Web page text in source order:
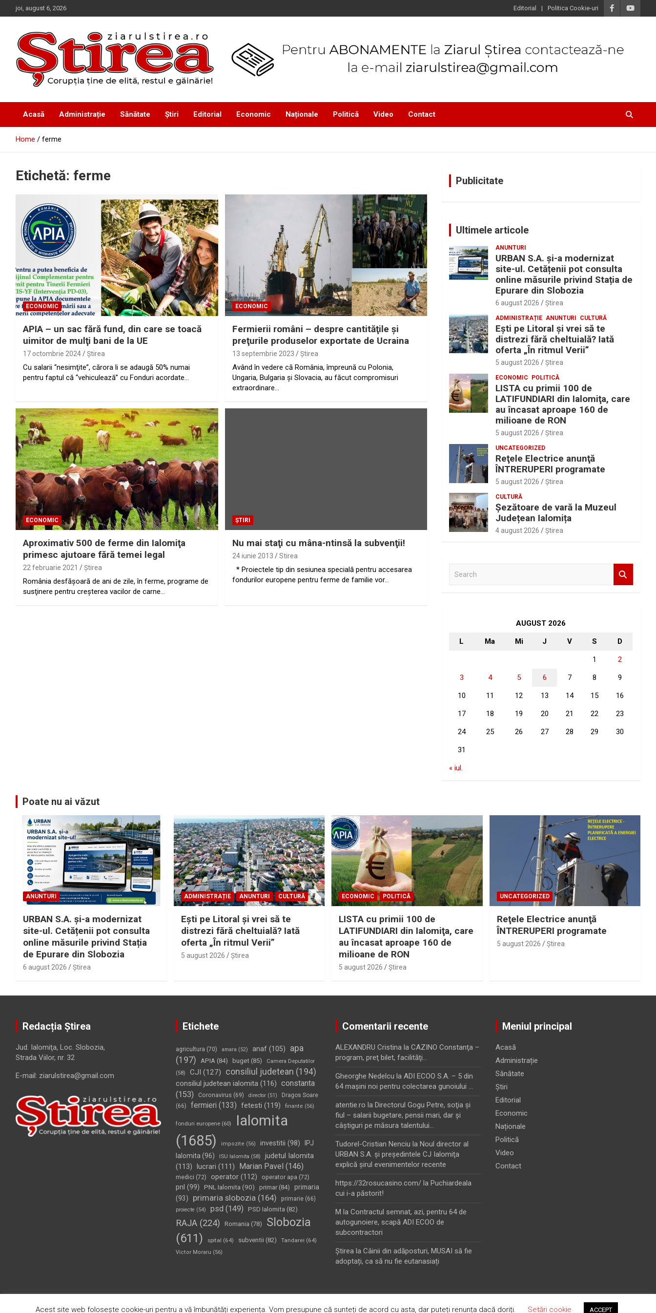
to
joi, august 6, 2026 Editorial Politica Cookie-uri
Ziarul Știrea
Acasă Administrație Sănătate Știri Editorial Economic Naționale Politică Video Contact
Home ferme
Etichetă: ferme
ECONOMIC
APIA – un sac fără fund, din care se toacă
uimitor de mulţi bani de la UE
17 octombrie 2024 Ştirea
Cu salarii “nesimţite”, cărora li se adaugă 50% numai
pentru faptul că “vehiculează” cu Fonduri acordate…
ECONOMIC
Fermierii români – despre cantităţile şi
preţurile produselor exportate de Ucraina
13 septembrie 2023 Ştirea
Având în vedere că România, împreună cu Polonia,
Ungaria, Bulgaria și Slovacia, au făcut compromisuri
extraordinare…
ECONOMIC
Aproximativ 500 de ferme din Ialomiţa
primesc ajutoare fără temei legal
22 februarie 2021 Ştirea
România desfăşoară de ani de zile, în ferme, programe de
susţinere pentru creşterea vacilor de carne…
ȘTIRI
Nu mai staţi cu mâna-ntinsă la subvenţii!
24 iunie 2013 Stirea
* Proiectele tip din sesiunea specială pentru accesarea
fondurilor europene pentru ferme de familie vor…
Publicitate
Ultimele articole
ANUNTURI
URBAN S.A. și-a modernizat
site-ul. Cetățenii pot consulta
online măsurile privind Stația de
Epurare din Slobozia
6 august 2026 Ştirea
ADMINISTRAȚIE ANUNTURI CULTURĂ
Eşti pe Litoral şi vrei să te
distrezi fără cheltuială? Iată
oferta „În ritmul Verii”
5 august 2026 Ştirea
ECONOMIC POLITICĂ
LISTA cu primii 100 de
LATIFUNDIARI din Ialomiţa, care
au încasat aproape 160 de
milioane de RON
5 august 2026 Ştirea
UNCATEGORIZED
Reţele Electrice anunţă
ÎNTRERUPERI programate
5 august 2026 Ştirea
CULTURĂ
Șezătoare de vară la Muzeul
Județean Ialomița
4 august 2026 Ştirea
AUGUST 2026
L Ma Mi J V S D
1 2
3 4 5 6 7 8 9
10 11 12 13 14 15 16
17 18 19 20 21 22 23
24 25 26 27 28 29 30
31
« iul.
Poate nu ai văzut
ANUNTURI
URBAN S.A. și-a modernizat
site-ul. Cetățenii pot consulta
online măsurile privind Stația
de Epurare din Slobozia
6 august 2026 Ştirea
ADMINISTRAȚIE ANUNTURI CULTURĂ
Eşti pe Litoral şi vrei să te
distrezi fără cheltuială? Iată
oferta „În ritmul Verii”
5 august 2026 Ştirea
ECONOMIC POLITICĂ
LISTA cu primii 100 de
LATIFUNDIARI din Ialomiţa, care
au încasat aproape 160 de
milioane de RON
5 august 2026 Ştirea
UNCATEGORIZED
Reţele Electrice anunţă
ÎNTRERUPERI programate
5 august 2026 Ştirea
Redacția Știrea
Jud. Ialomiţa, Loc. Slobozia,
Strada Viilor, nr. 32
E-mail: ziarulstirea@gmail.com
Etichete
agricultura (70) amara (52) anaf(105)
apa
(197)
APIA(84) buget(85)
Camera Deputatilor
(58)
CJI (127) consiliul judetean (194)
consiliul judetean ialomita(116) constanta
(153)
Coronavirus (69) director(51)
Dragos Soare
(66)
fermieri (133) fetesti (119) finante (56)
fonduri europene(60)
Ialomita
(1685)
impozite (56) investitii (98)
IPJ
Ialomita (96) ISU Ialomita (58)
judetul Ialomita
(113) lucrari (111) Marian Pavel (146)
medici (72) operator(112) operator apa (72)
pnl (99) PNL Ialomita (90) primar(84)
primaria
(93)
primaria slobozia(164) primarie(66)
proiecte (54) psd (149) PSD Ialomita (82)
RAJA(224) Romania (78)
Slobozia
(611)
spital (64) subventii (82) Tandarei (64)
Victor Moraru (56)
Comentarii recente
ALEXANDRU Cristina la CAZINO Constanţa –
program, preţ bilet, facilităţi…
Gheorghe Nedelcu la ADI ECOO S.A. – 5 din
64 maşini noi pentru colectarea gunoiului …
atentie.ro la Directorul Gogu Petre, soţia şi
fiul – salarii bugetare, pensii mari, dar şi
câştiguri pe măsura talentului…
Tudorel-Cristian Nenciu la Noul director al
URBAN S.A. şi preşedintele CJ Ialomiţa
explică şirul evenimentelor recente
https://32rosucasino.com/ la Puchiardeala
cui i-a păstorit!
M la Contractul semnat, azi, pentru 64 de
autogunoiere, scapă ADI ECOO de
subcontractori
Ştirea la Câinii din adăposturi, MUSAI să fie
adoptați, ca să nu fie eutanasiați
Meniul principal
Acasă
Administrație
Sănătate
Știri
Editorial
Economic
Naționale
Politică
Video
Contact
Copyright © 2026Ziarul Știrea Theme by:Theme Horse Proudly Powered by:WordPress
Acest site web folosește cookie-uri pentru a vă îmbunătăți experiența. Vom presupune că sunteți de acord cu asta, dar puteți renunța dacă doriți. Setări cookie ACCEPT